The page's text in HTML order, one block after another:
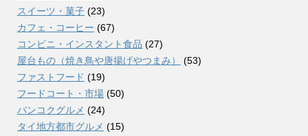
スイーツ・菓子 (23)
カフェ・コーヒー (67)
コンビニ・インスタント食品 (27)
屋台もの（焼き鳥や唐揚げやつまみ）
(53)
ファストフード (19)
フードコート・市場 (50)
バンコクグルメ (24)
タイ地方都市グルメ (15)